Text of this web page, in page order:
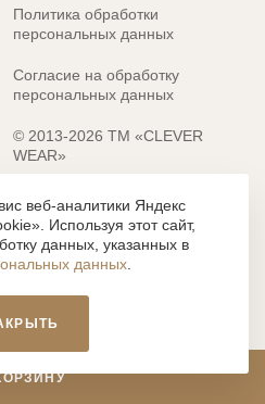
Политика обработки
персональных данных
Согласие на обработку
персональных данных
© 2013-2026 ТМ «CLEVER
WEAR»
Разработка сайта: MACHAON
или отраженное на сайте
но не ограничиваясь, текстом,
и т.д., являются
использование которых, без
и без активной
с действующим
веб-аналитики Яндекс
Используя этот сайт,
данных, указанных в
данных